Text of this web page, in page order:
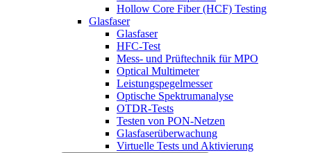
Hollow Core Fiber (HCF) Testing
Glasfaser
Glasfaser
HFC-Test
Mess- und Prüftechnik für MPO
Optical Multimeter
Leistungspegelmesser
Optische Spektrumanalyse
OTDR-Tests
Testen von PON-Netzen
Glasfaserüberwachung
Virtuelle Tests und Aktivierung